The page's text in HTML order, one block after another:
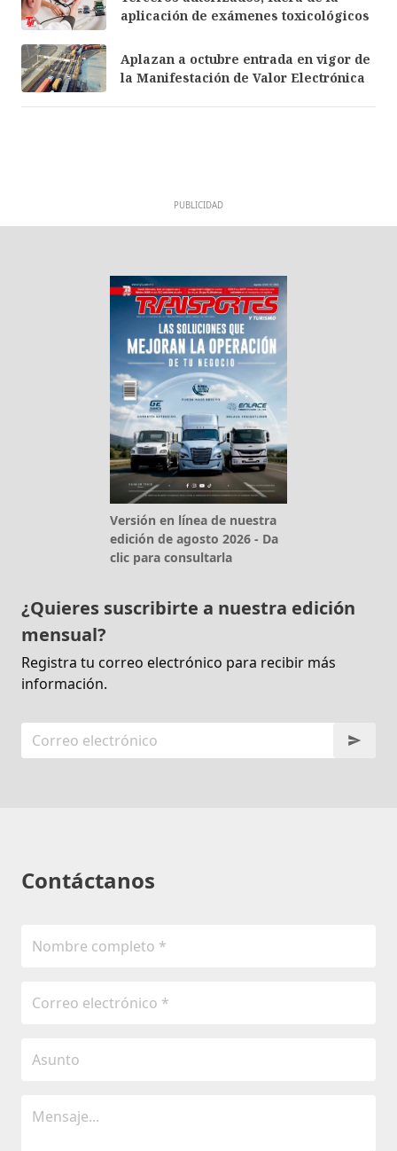
aplicación de exámenes toxicológicos
Aplazan a octubre entrada en vigor de
la Manifestación de Valor Electrónica
PUBLICIDAD
Versión en línea de nuestra
edición de agosto 2026 - Da
clic para consultarla
¿Quieres suscribirte a nuestra edición
mensual?
Registra tu correo electrónico para recibir más
información.
Contáctanos